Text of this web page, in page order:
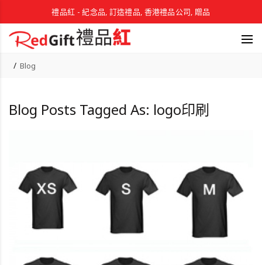
禮品紅 - 紀念品, 訂造禮品, 香港禮品公司, 贈品
Blog
Blog Posts Tagged As: logo印刷